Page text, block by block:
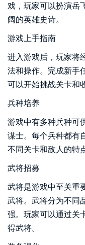
戏，玩家可以扮演岳
阔的英雄史诗。
游戏上手指南
进入游戏后，玩家将
法和操作。完成新手
可以开始挑战关卡和
兵种培养
游戏中有多种兵种可
谋士。每个兵种都有
不同关卡和敌人的特
武将招募
武将是游戏中至关重
武将。武将分为不同
强。玩家可以通过关
得武将。